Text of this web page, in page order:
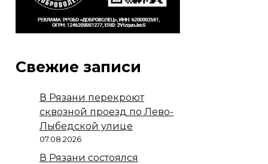
Свежие записи
В Рязани перекроют
сквозной проезд по Лево-
Лыбедской улице
07.08.2026
В Рязани состоялся